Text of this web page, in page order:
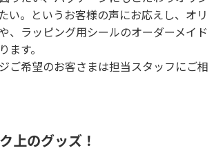
い。というお客様の声にお応えし、オリ
、ラッピング用シールのオーダーメイド
ます。
ご希望のお客さまは担当スタッフにご相
上のグッズ！